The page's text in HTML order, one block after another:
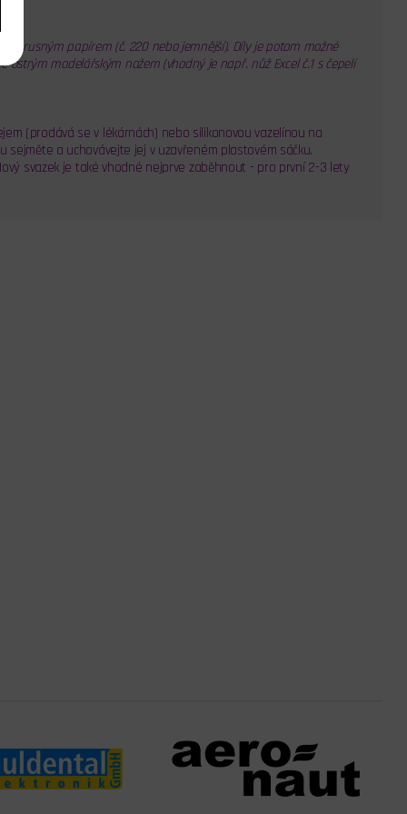
brusným papírem (č. 220 nebo jemnější). Díly je potom možné
modelářským nožem (vhodný je např. nůž Excel č.1 s čepelí
(prodává se v lékárnách) nebo silikonovou vazelínou na
a uchovávejte jej v uzavřeném plastovém sáčku.
svazek je také vhodné nejprve zaběhnout - pro první 2-3 lety